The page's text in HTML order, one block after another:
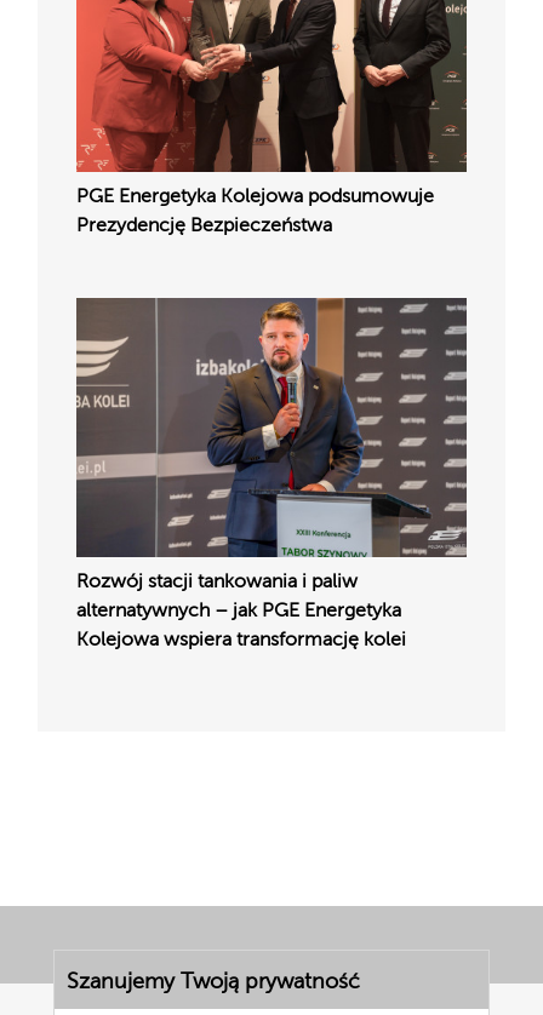
PGE Energetyka Kolejowa podsumowuje
Prezydencję Bezpieczeństwa
Rozwój stacji tankowania i paliw
alternatywnych – jak PGE Energetyka
Kolejowa wspiera transformację kolei
Szanujemy Twoją prywatność